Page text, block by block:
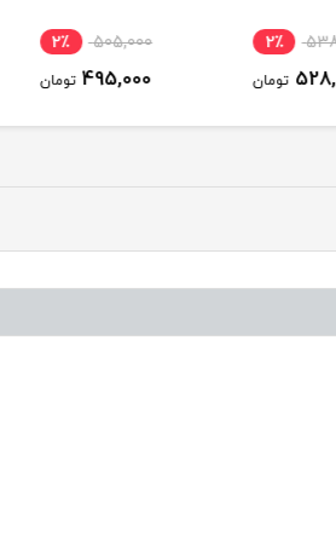
2٪
تومان
505,000 2٪
495,000 تومان